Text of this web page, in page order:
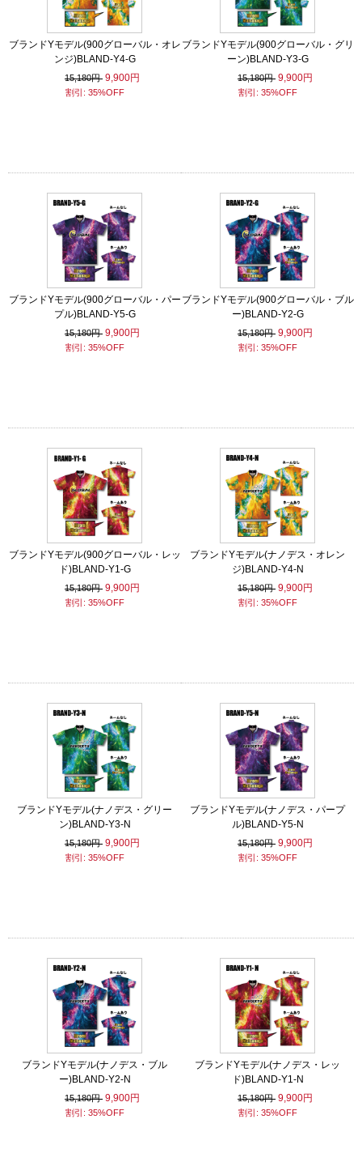
ブランドYモデル(900グローバル・オレ
ンジ)BLAND-Y4-G
15,180円 9,900円
割引: 35%OFF
ブランドYモデル(900グローバル・グリ
ーン)BLAND-Y3-G
15,180円 9,900円
割引: 35%OFF
ブランドYモデル(900グローバル・パー
プル)BLAND-Y5-G
15,180円 9,900円
割引: 35%OFF
ブランドYモデル(900グローバル・ブル
ー)BLAND-Y2-G
15,180円 9,900円
割引: 35%OFF
ブランドYモデル(900グローバル・レッ
ド)BLAND-Y1-G
15,180円 9,900円
割引: 35%OFF
ブランドYモデル(ナノデス・オレン
ジ)BLAND-Y4-N
15,180円 9,900円
割引: 35%OFF
ブランドYモデル(ナノデス・グリー
ン)BLAND-Y3-N
15,180円 9,900円
割引: 35%OFF
ブランドYモデル(ナノデス・パープ
ル)BLAND-Y5-N
15,180円 9,900円
割引: 35%OFF
ブランドYモデル(ナノデス・ブル
ー)BLAND-Y2-N
15,180円 9,900円
割引: 35%OFF
ブランドYモデル(ナノデス・レッ
ド)BLAND-Y1-N
15,180円 9,900円
割引: 35%OFF